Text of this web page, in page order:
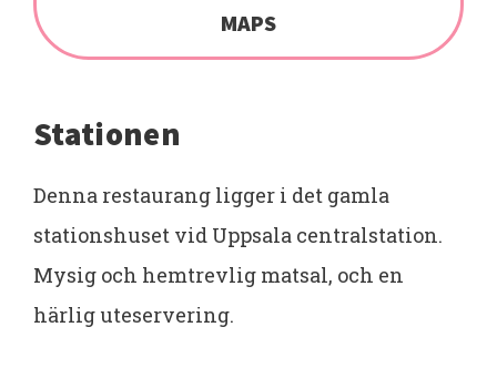
MAPS
Stationen
Denna restaurang ligger i det gamla
stationshuset vid Uppsala centralstation.
Mysig och hemtrevlig matsal, och en
härlig uteservering.